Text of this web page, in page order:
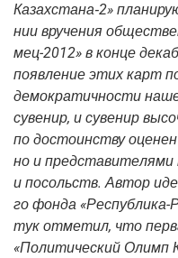
Казахстана‑2»
нии вру­че­ния
мец-2012» в кон­це
появ­ле­ние этих карт
демо­кра­тич­но­сти
суве­нир, и суве­нир
по досто­ин­ству
но и
и посольств. Автор
го фон­да
тук отме­тил, что
«Поли­ти­че­ский Олимп